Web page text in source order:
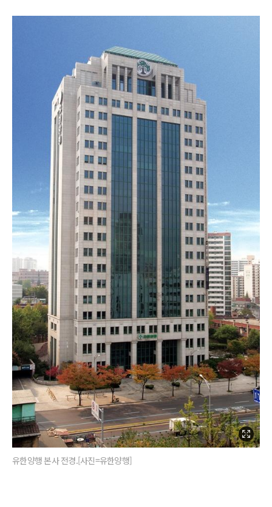
유한양행 본사 전경.[사진=유한양행]